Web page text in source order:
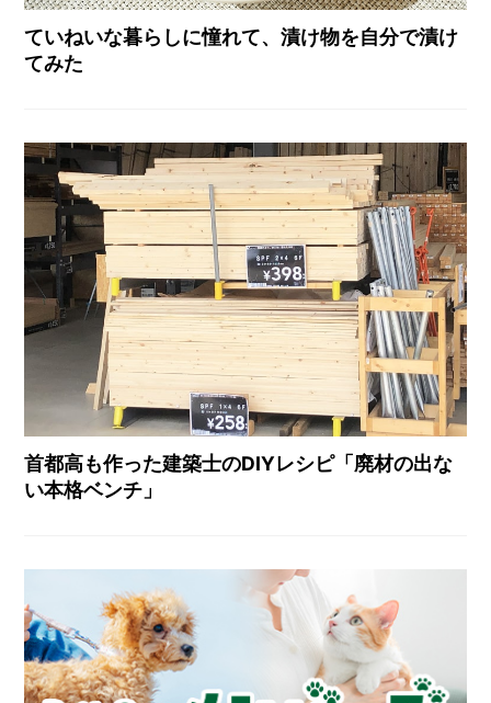
ていねいな暮らしに憧れて、漬け物を自分で漬け
てみた
首都高も作った建築士のDIYレシピ「廃材の出な
い本格ベンチ」